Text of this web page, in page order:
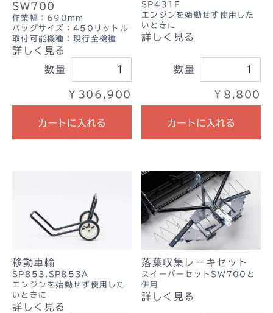
SW700
作業幅：690mm
バッグサイズ：450リットル
取付可能機種：現行全機種
詳しく見る
数量
￥306,900
カートに入れる
SP431F
エンジンを始動せず使用した
いときに
詳しく見る
数量
￥8,800
カートに入れる
移動車輪
SP853,SP853A
エンジンを始動せず使用した
いときに
詳しく見る
落葉収集レーキセット
スイーパーセットSW700と
併用
詳しく見る